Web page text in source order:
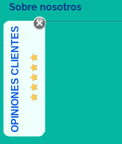
Sobre nosotros
OPINIONES CLIENTES